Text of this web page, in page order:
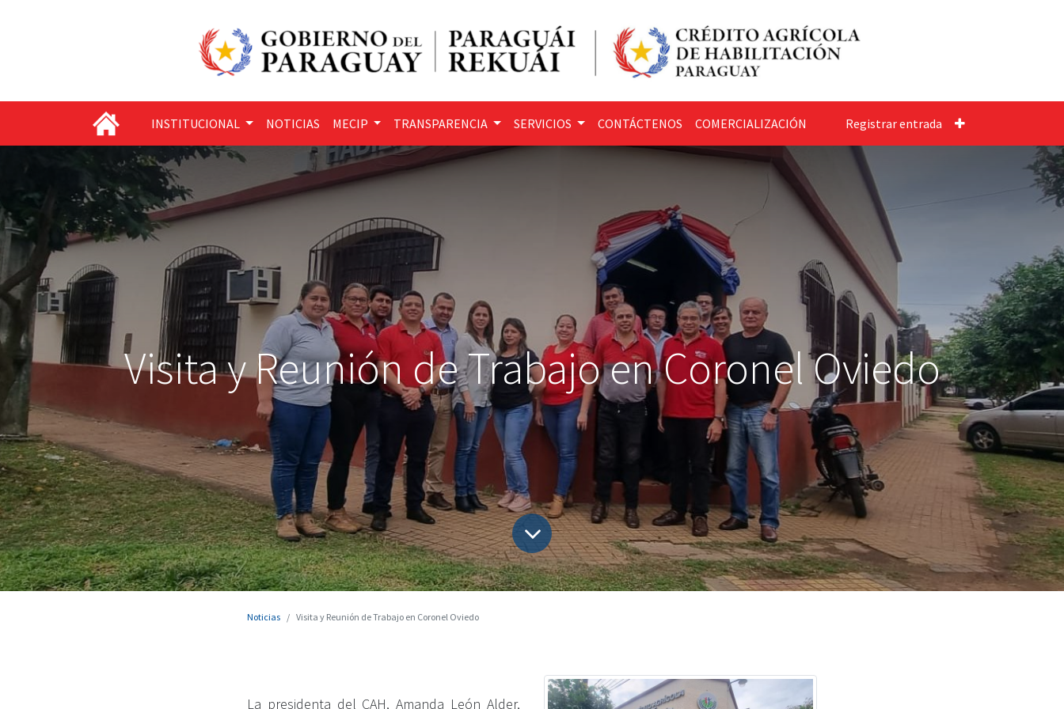
INSTITUCIONAL NOTICIAS MECIP TRANSPARENCIA SERVICIOS CONTÁCTENOS COMERCIALIZACIÓN Registrar entrada
Visita y Reunión de Trabajo en Coronel Oviedo
Noticias Visita y Reunión de Trabajo en Coronel Oviedo
La presidenta del CAH, Amanda León Alder,